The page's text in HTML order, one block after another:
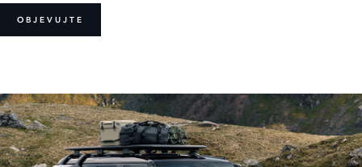
OBJEVUJTE